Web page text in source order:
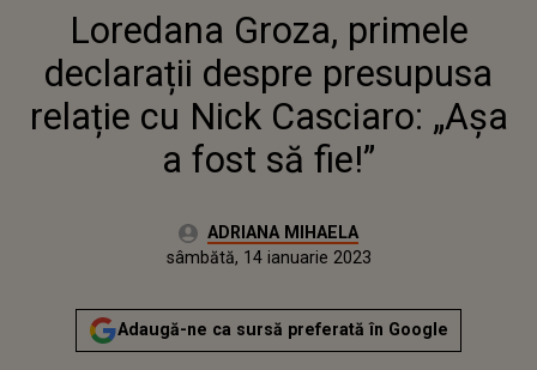
DECLARAȚII DESPRE
PRESUPUSA RELAȚIE CU NICK
CASCIARO: „AȘA A FOST SĂ FIE!”
Loredana Groza, primele
declarații despre presupusa
relație cu Nick Casciaro: „Așa
a fost să fie!”
Autor:ADRIANA MIHAELA
vineri, 14 ianuarie 2022Actualizat:
sâmbătă, 14 ianuarie 2023
Adaugă-ne ca sursă preferată în Google